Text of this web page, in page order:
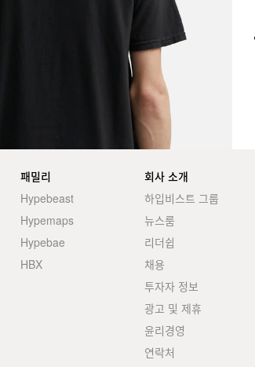
패밀리
Hypebeast
Hypemaps
Hypebae
HBX
회사 소개
하입비스트 그룹
뉴스룸
리더쉽
채용
투자자 정보
광고 및 제휴
윤리경영
연락처